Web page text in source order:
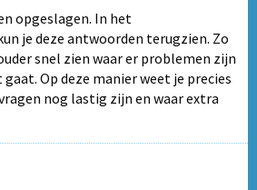
opgeslagen. In het
je deze antwoorden terugzien. Zo
snel zien waar er problemen zijn
Op deze manier weet je precies
nog lastig zijn en waar extra